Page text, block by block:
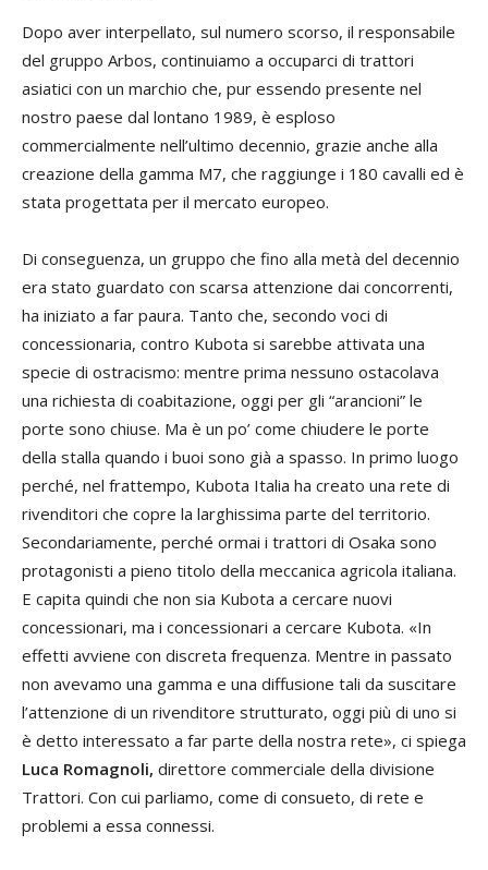
Dopo aver interpellato, sul numero scorso, il responsabile
del gruppo Arbos, continuiamo a occuparci di trattori
asiatici con un marchio che, pur essendo presente nel
nostro paese dal lontano 1989, è esploso
commercialmente nell’ultimo decennio, grazie anche alla
creazione della gamma M7, che raggiunge i 180 cavalli ed è
stata progettata per il mercato europeo.
Di conseguenza, un gruppo che fino alla metà del decennio
era stato guardato con scarsa attenzione dai concorrenti,
ha iniziato a far paura. Tanto che, secondo voci di
concessionaria, contro Kubota si sarebbe attivata una
specie di ostracismo: mentre prima nessuno ostacolava
una richiesta di coabitazione, oggi per gli “arancioni” le
porte sono chiuse. Ma è un po’ come chiudere le porte
della stalla quando i buoi sono già a spasso. In primo luogo
perché, nel frattempo, Kubota Italia ha creato una rete di
rivenditori che copre la larghissima parte del territorio.
Secondariamente, perché ormai i trattori di Osaka sono
protagonisti a pieno titolo della meccanica agricola italiana.
E capita quindi che non sia Kubota a cercare nuovi
concessionari, ma i concessionari a cercare Kubota. «In
effetti avviene con discreta frequenza. Mentre in passato
non avevamo una gamma e una diffusione tali da suscitare
l’attenzione di un rivenditore strutturato, oggi più di uno si
è detto interessato a far parte della nostra rete», ci spiega
Luca Romagnoli, direttore commerciale della divisione
Trattori. Con cui parliamo, come di consueto, di rete e
problemi a essa connessi.